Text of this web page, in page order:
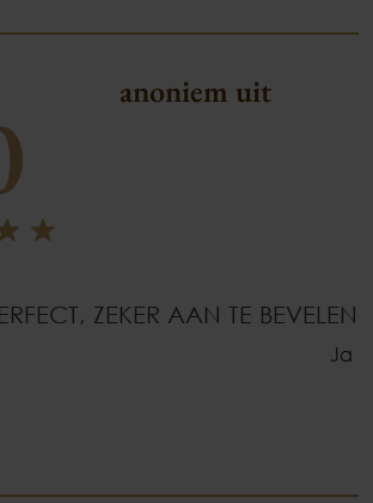
anoniem uit
ZEKER AAN TE BEVELEN
Ja